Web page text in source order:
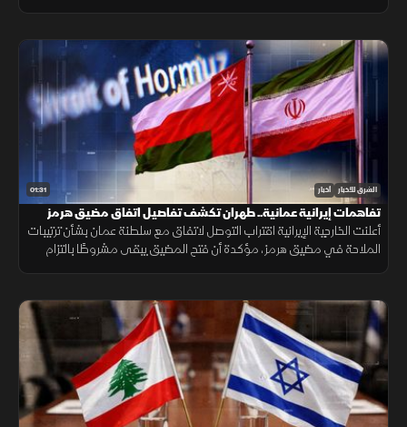
01:31 الشرق للأخبار أخبار
تفاهمات إيرانية عمانية.. طهران تكشف تفاصيل اتفاق مضيق هرمز
أعلنت الخارجية الإيرانية اقتراب التوصل لاتفاق مع سلطنة عمان بشأن ترتيبات
الملاحة في مضيق هرمز، مؤكدة أن فتح المضيق يبقى مشروطًا بالتزام